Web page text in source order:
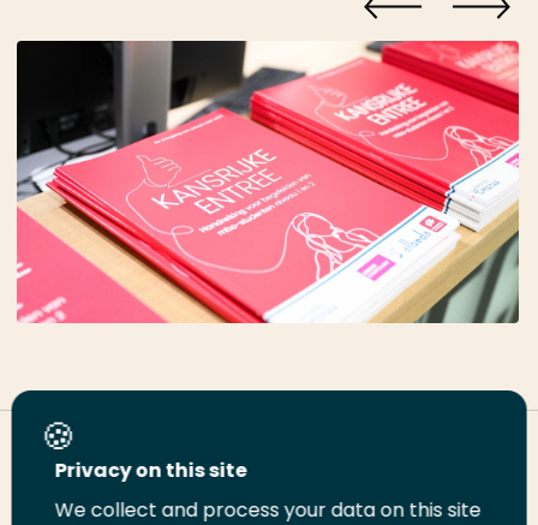
Deel deze pagina
Privacy on this site
We collect and process your data on this site